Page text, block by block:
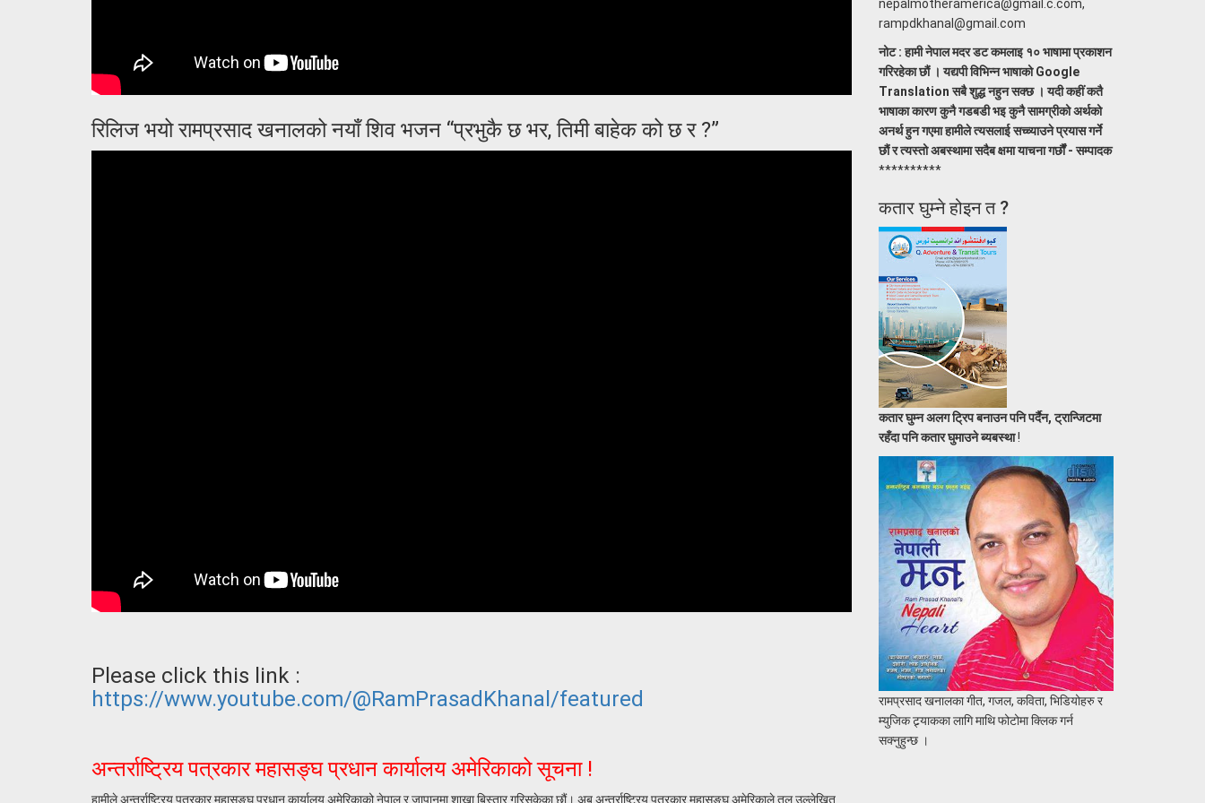
रिलिज भयो रामप्रसाद खनालको नयाँ शिव भजन “प्रभुकै छ भर, तिमी बाहेक को छ र ?”
Please click this link :
https://www.youtube.com/@RamPrasadKhanal/featured
अन्तर्राष्ट्रिय पत्रकार महासङ्घ प्रधान कार्यालय अमेरिकाको सूचना !
हामीले अन्तर्राष्ट्रिय पत्रकार महासङ्घ प्रधान कार्यालय अमेरिकाको नेपाल र जापानमा शाखा बिस्तार गरिसकेका छौं। अब अन्तर्राष्ट्रिय पत्रकार महासङ्घ अमेरिकाले तल उल्लेखित
nepalmotheramerica@gmail.c.com,
rampdkhanal@gmail.com
नोट : हामी नेपाल मदर डट कमलाइ १० भाषामा प्रकाशन
गरिरहेका छौं । यद्यपी विभिन्न भाषाको Google
Translation सबै शुद्ध नहुन सक्छ । यदी कहीं कतै
भाषाका कारण कुनै गडबडी भइ कुनै सामग्रीको अर्थको
अनर्थ हुन गएमा हामीले त्यसलाई सच्च्याउने प्रयास गर्ने
छौं र त्यस्तो अबस्थामा सदैब क्षमा याचना गर्छौं - सम्पादक
**********
कतार घुम्ने होइन त ?
कतार घुम्न अलग ट्रिप बनाउन पनि पर्दैन, ट्रान्जिटमा
रहँदा पनि कतार घुमाउने ब्यबस्था!
रामप्रसाद खनालका गीत, गजल, कविता, भिडियोहरु र
म्युजिक ट्र्याकका लागि माथि फोटोमा क्लिक गर्न
सक्नुहुन्छ ।